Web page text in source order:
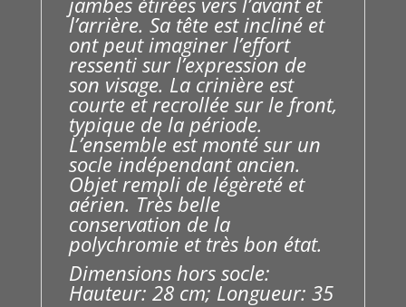
l’arrière. Sa tête est incliné et
ont peut imaginer l’effort
ressenti sur l’expression de
son visage. La crinière est
courte et recrollée sur le front,
typique de la période.
L’ensemble est monté sur un
socle indépendant ancien.
Objet rempli de légèreté et
aérien. Très belle
conservation de la
polychromie et très bon état.
Dimensions hors socle:
Hauteur: 28 cm; Longueur: 35